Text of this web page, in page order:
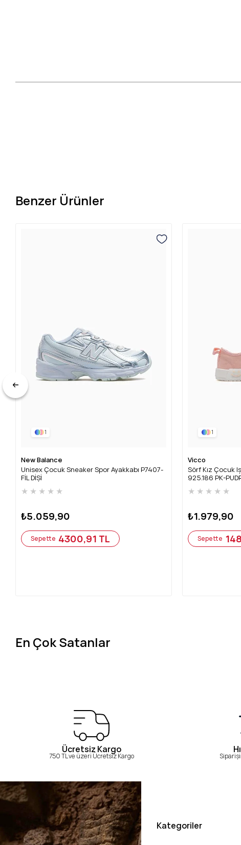
Benzer Ürünler
1
New Balance
Unisex Çocuk Sneaker Spor Ayakkabı P7407-
FİL DİŞİ
★ ★ ★ ★ ★
₺5.059,90
Sepette 4300,91 TL
1
Vicco
Sörf Kız Çocuk
925.186 PK-
★ ★ ★ ★ ★
₺1.979,90
Sepette
En Çok Satanlar
Ücretsiz Kargo
750 TL ve üzeri Ücretsiz Kargo
Kategoriler